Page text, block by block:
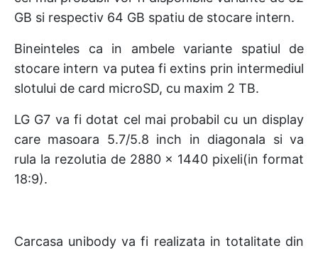
GB si respectiv 64 GB spatiu de stocare intern.
Bineinteles ca in ambele variante spatiul de
stocare intern va putea fi extins prin intermediul
slotului de card microSD, cu maxim 2 TB.
LG G7 va fi dotat cel mai probabil cu un display
care masoara 5.7/5.8 inch in diagonala si va
rula la rezolutia de 2880 x 1440 pixeli(in format
18:9).
Carcasa unibody va fi realizata in totalitate din